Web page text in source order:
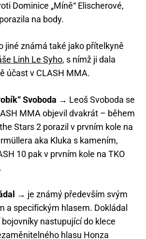
Dominice „Míně“ Elischerové,
na body.
jiné známá také jako přítelkyně
Linh Le Syho, s nímž ji dala
účast v CLASH MMA.
Svoboda → Leoš Svoboda se
MMA objevil dvakrát – během
Stars 2 porazil v prvním kole na
aka Kluka s kamením,
10 pak v prvním kole na TKO
→ je známý především svým
a specifickým hlasem. Dokládal
nastupující do klece
hlasu Honza